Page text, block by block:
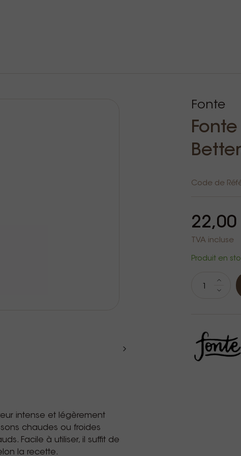
intense et légèrement
chaudes ou froides
Facile à utiliser, il suffit de
la recette.
Fonte
Code de
22,00
TVA incluse
Produit en